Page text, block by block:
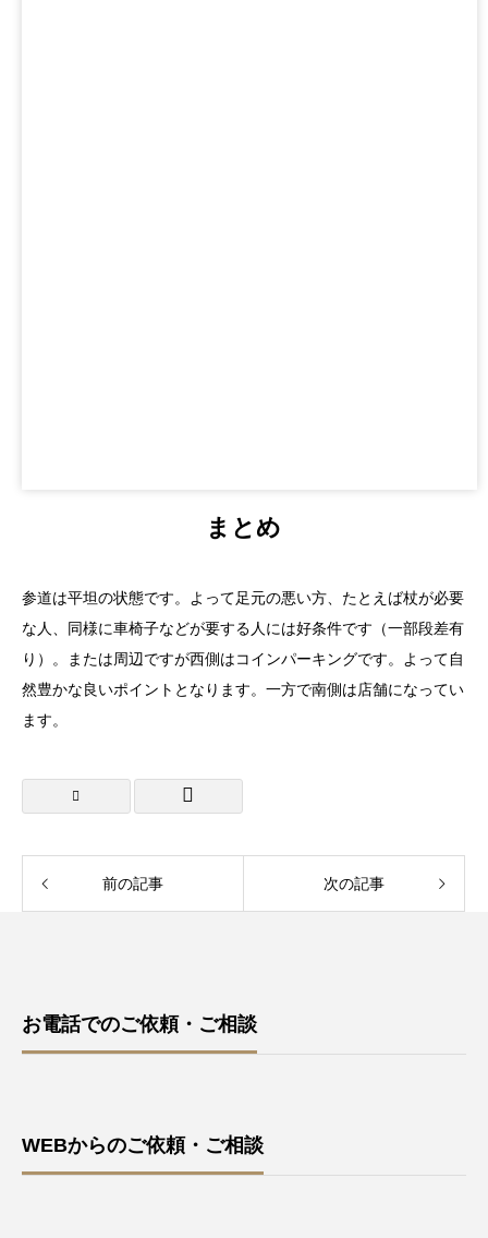
まとめ
参道は平坦の状態です。よって足元の悪い方、たとえば杖が必要
な人、同様に車椅子などが要する人には好条件です（一部段差有
り）。または周辺ですが西側はコインパーキングです。よって自
然豊かな良いポイントとなります。一方で南側は店舗になってい
ます。
前の記事 次の記事
お電話でのご依頼・ご相談
WEBからのご依頼・ご相談